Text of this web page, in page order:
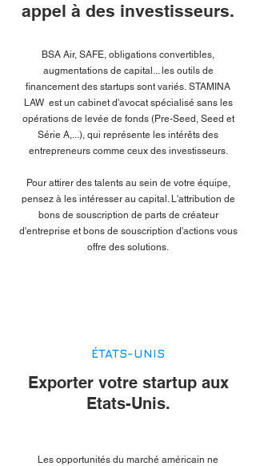
appel à des investisseurs.
BSA Air, SAFE, obligations convertibles,
augmentations de capital... les outils de
financement des startups sont variés. STAMINA
LAW est un cabinet d'avocat spécialisé sans les
opérations de levée de fonds (Pre-Seed, Seed et
Série A,...), qui représente les intérêts des
entrepreneurs comme ceux des investisseurs.
Pour attirer des talents au sein de votre équipe,
pensez à les intéresser au capital. L'attribution de
bons de souscription de parts de créateur
d'entreprise et bons de souscription d'actions vous
offre des solutions.
ÉTATS-UNIS
Exporter votre startup aux
Etats-Unis.
Les opportunités du marché américain ne